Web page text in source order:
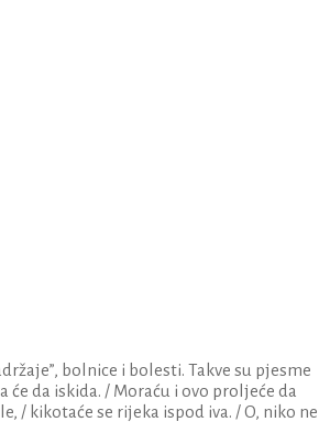
bolnice i bolesti. Takve su pjesme
će da iskida. / Moraću i ovo proljeće da
kikotaće se rijeka ispod iva. / O, niko ne